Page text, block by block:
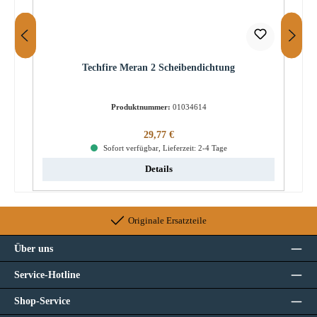
Techfire Meran 2 Scheibendichtung
Produktnummer: 01034614
Regulärer Preis:
29,77 €
Sofort verfügbar, Lieferzeit: 2-4 Tage
Details
Originale Ersatzteile
Über uns
Service-Hotline
Shop-Service